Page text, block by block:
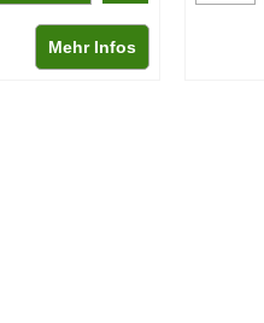
Mehr Infos